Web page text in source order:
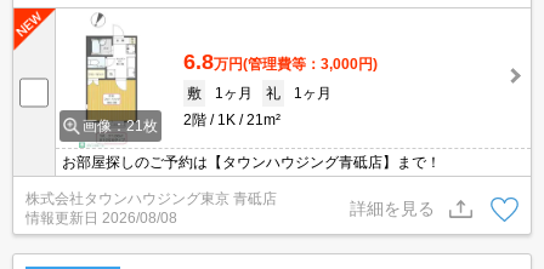
画像：21枚
6.8万円(管理費等：3,000円)
敷
1ヶ月 礼
1ヶ月
2階
1K 21m²
お部屋探しのご予約は【タウンハウジング青砥店】まで！
株式会社タウンハウジング東京 青砥店
情報更新日 2026/08/08
詳細を見る